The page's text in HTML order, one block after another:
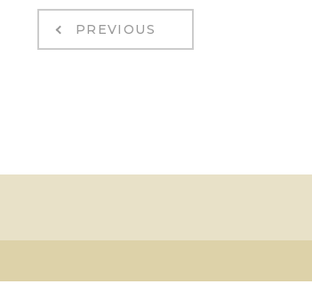
PREVIOUS